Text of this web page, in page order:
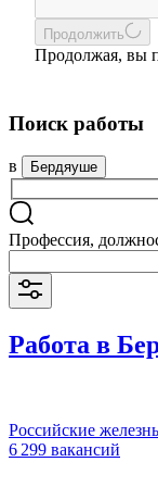
Продолжить
Продолжая, вы
Поиск работы
в Бердяуше
Профессия,
Работа в
Российские
6 299 вакансий